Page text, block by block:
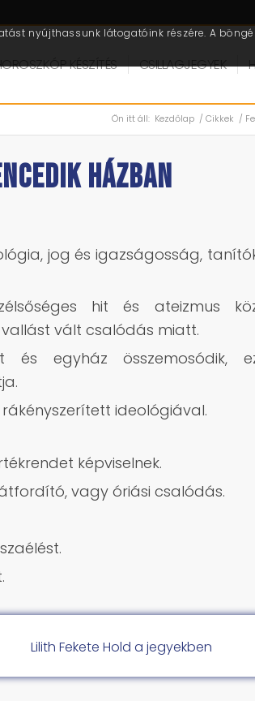
KÉSZÍTÉS CSILLAGJEGYEK
Ön itt áll: Kezdőlap / Cikkek /
HÁZBAN
jog és igazságosság,
hit és ateizmus
vált csalódás miatt.
és egyház összemosódik,
ideológiával.
képviselnek.
vagy óriási csalódás.
Lilith Fekete Hold a jegyekben
nyújthassunk látogatóink részére. A